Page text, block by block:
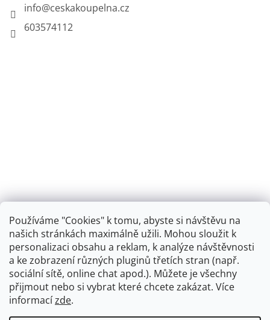
Používáme "Cookies" k tomu, abyste si návštěvu na
našich stránkách maximálně užili. Mohou sloužit k
personalizaci obsahu a reklam, k analýze návštěvnosti
a ke zobrazení různých pluginů třetích stran (např.
sociální sítě, online chat apod.). Můžete je všechny
přijmout nebo si vybrat které chcete zakázat. Více
informacízde.
info@ceskakoupelna.cz
603574112
Retro koupelna